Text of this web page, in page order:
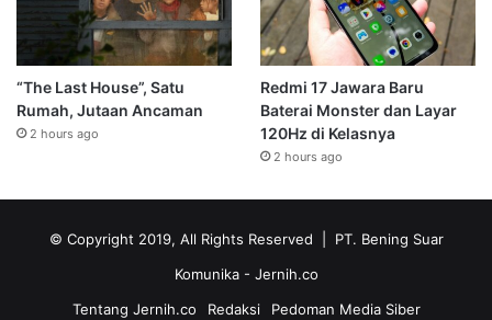
“The Last House”, Satu
Rumah, Jutaan Ancaman
2 hours ago
Redmi 17 Jawara Baru
Baterai Monster dan Layar
120Hz di Kelasnya
2 hours ago
© Copyright 2019, All Rights Reserved | PT. Bening Suar
Komunika - Jernih.co
Tentang Jernih.co
Redaksi Pedoman Media Siber